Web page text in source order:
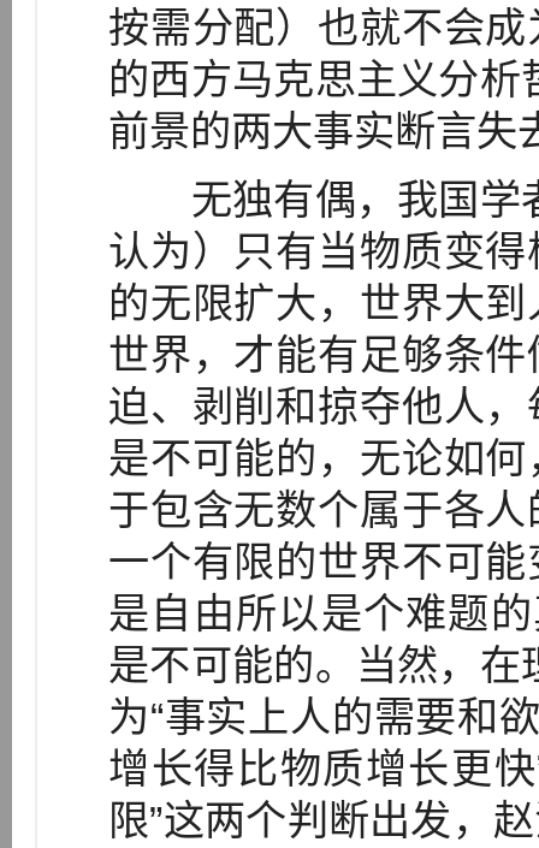
按需分配）也就不会
的西方马克思主义分析
前景的两大事实断言失
无独有偶，我国学
认为）只有当物质变
的无限扩大，世界大
世界，才能有足够条
迫、剥削和掠夺他人
是不可能的，无论如
于包含无数个属于各
一个有限的世界不可
是自由所以是个难题
是不可能的。当然，在
为“事实上人的需要和
增长得比物质增长更
限”这两个判断出发，